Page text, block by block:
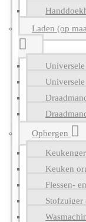
Laden (op
Opbergen
Keuken
Flessen-
Stofzuiger